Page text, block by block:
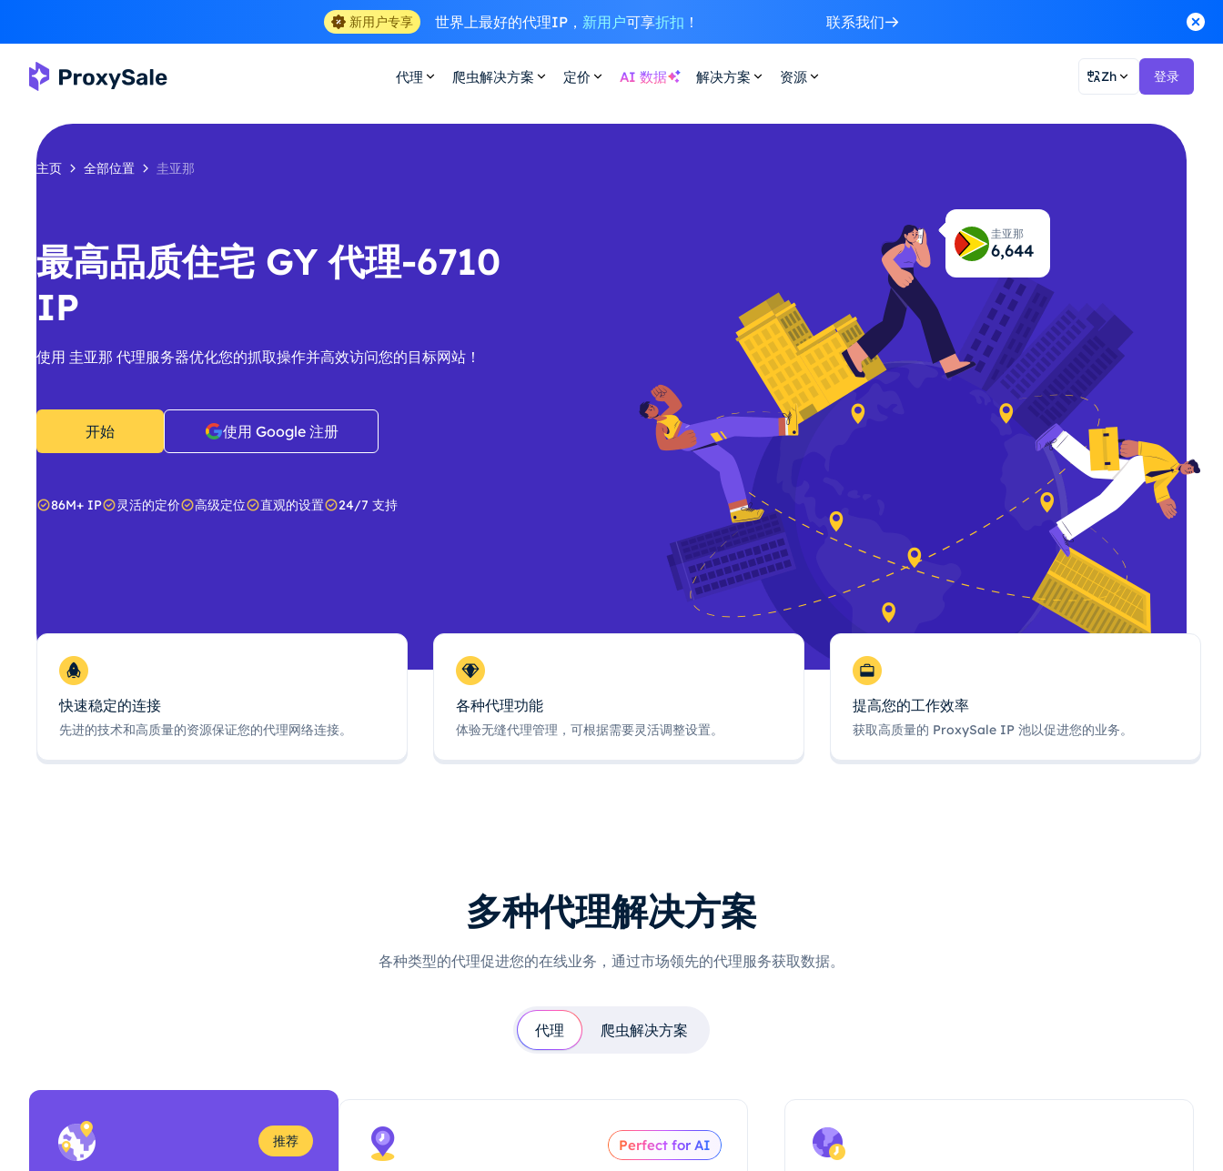
新用户专享 世界上最好的代理IP， 新用户可享折扣 ！ 联系我们
代理 爬虫解决方案 定价 AI 数据 解决方案 资源 Zh 登录
主页 全部位置 圭亚那
最高品质住宅 GY 代理-6710
IP
使用 圭亚那 代理服务器优化您的抓取操作并高效访问您的目标网站！
开始 使用 Google 注册
86M+ IP 灵活的定价 高级定位 直观的设置 24/7 支持
圭亚那
6,710
快速稳定的连接
先进的技术和高质量的资源保证您的代理网络连接。
各种代理功能
体验无缝代理管理，可根据需要灵活调整设置。
提高您的工作效率
获取高质量的 ProxySale IP 池以促进您的业务。
多种代理解决方案
各种类型的代理促进您的在线业务，通过市场领先的代理服务获取数据。
代理 爬虫解决方案
推荐 Perfect for AI